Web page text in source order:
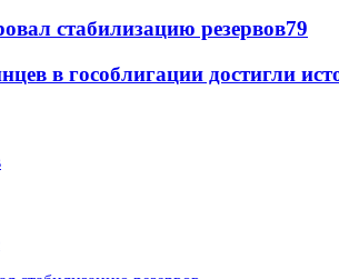
стабилизацию резервов79
в гособлигации достигли